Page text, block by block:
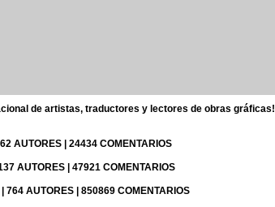
de artistas, traductores y lectores de obras gráficas!
AUTORES | 24434 COMENTARIOS
AUTORES | 47921 COMENTARIOS
764 AUTORES | 850869 COMENTARIOS